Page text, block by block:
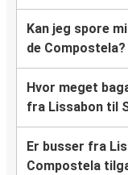
Kan jeg spore
de Compostela?
Hvor meget
fra Lissabon til
Er busser fra
Compostela